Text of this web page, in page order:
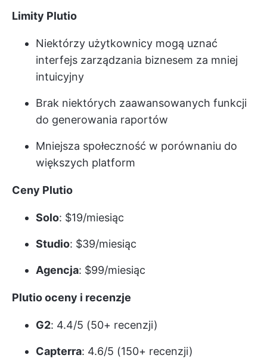
Limity Plutio
Niektórzy użytkownicy mogą uznać
interfejs zarządzania biznesem za mniej
intuicyjny
Brak niektórych zaawansowanych funkcji
do generowania raportów
Mniejsza społeczność w porównaniu do
większych platform
Ceny Plutio
Solo: $19/miesiąc
Studio: $39/miesiąc
Agencja: $99/miesiąc
Plutio oceny i recenzje
G2: 4.4/5 (50+ recenzji)
Capterra: 4.6/5 (150+ recenzji)